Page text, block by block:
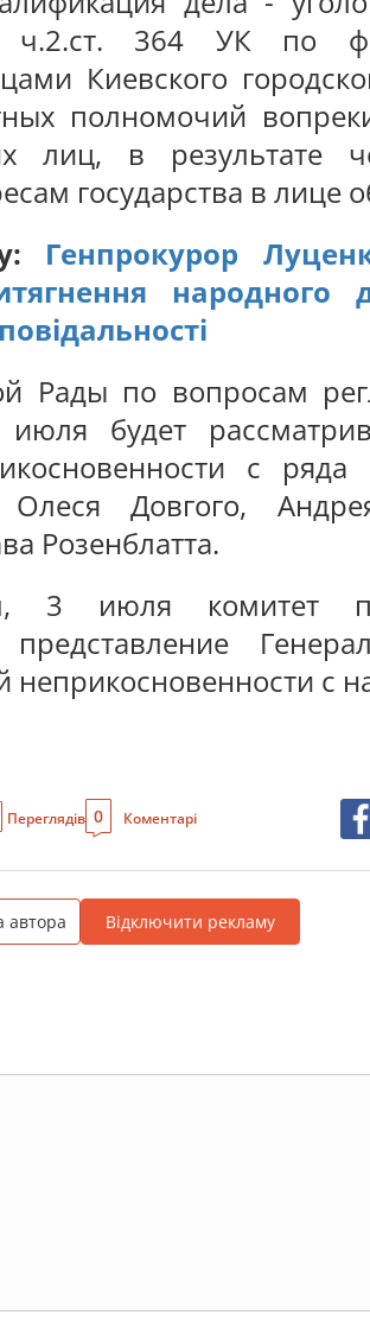
ч.2.ст. 364 УК по
Киевского
полномочий
лиц, в результате
государства в
Генпрокурор
народного
Рады по вопросам
будет
с
Олеся Довгого,
Розенблатта.
3 июля комитет
неприкосновенности с
Переглядів 0 Коментарі
автора Відключити рекламу